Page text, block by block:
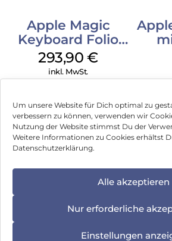
Um unsere Website für Dich optimal zu
verbessern zu können, verwenden wir
Nutzung der Website stimmst Du der
Weitere Informationen zu Cookies erhältst
Datenschutzerklärung.
Alle akzeptieren
Nur erforderliche
Einstellungen
Apple Magic
Keyboard Folio
iPad 10.9″ (10.Gen.)
Weiß
293,90€
inkl. MwSt.
Impressum
Hinweis zur Batterieentsorgung